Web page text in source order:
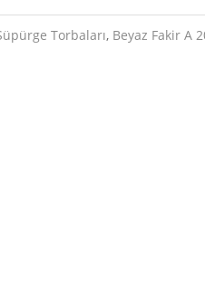
Torbaları, Beyaz Fakir A